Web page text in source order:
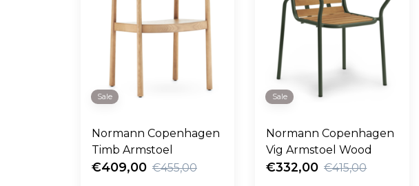
Sale
Normann Copenhagen
Timb Armstoel
€409,00 €455,00
Sale
Normann Copenhagen
Vig Armstoel Wood
€332,00 €415,00